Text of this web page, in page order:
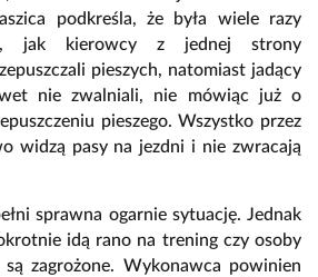
podkreśla, że była wiele razy
jak kierowcy z jednej strony
pieszych, natomiast jadący
nie zwalniali, nie mówiąc już o
pieszego. Wszystko przez
widzą pasy na jezdni i nie zwracają
sprawna ogarnie sytuację. Jednak
idą rano na trening czy osoby
zagrożone. Wykonawca powinien